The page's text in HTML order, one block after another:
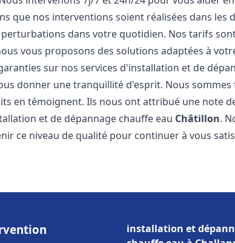
que nos interventions soient réalisées dans les
dans votre quotidien. Nos tarifs
vous proposons des solutions adaptées à
sur nos services d'installation et de
donner une tranquillité d'esprit. Nous sommes
en témoignent. Ils nous ont attribué une note
et de dépannage chauffe eau Châtillon.
ce niveau de qualité pour continuer à vous satis
installation et